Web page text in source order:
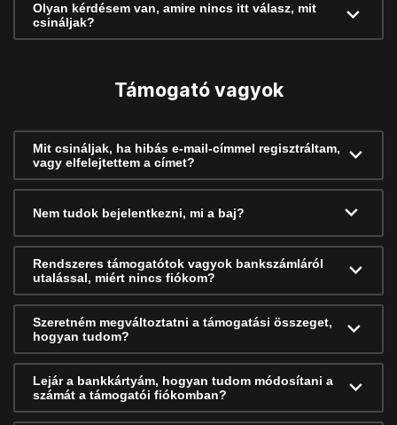
Olyan kérdésem van, amire nincs itt válasz, mit
csináljak?
Támogató vagyok
Mit csináljak, ha hibás e-mail-címmel regisztráltam,
vagy elfelejtettem a címet?
Nem tudok bejelentkezni, mi a baj?
Rendszeres támogatótok vagyok bankszámláról
utalással, miért nincs fiókom?
Szeretném megváltoztatni a támogatási összeget,
hogyan tudom?
Lejár a bankkártyám, hogyan tudom módosítani a
számát a támogatói fiókomban?